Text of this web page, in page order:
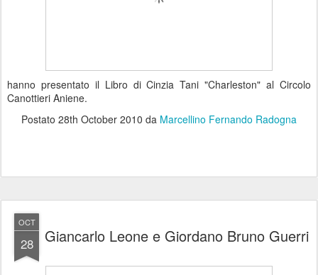
hanno presentato il Libro di Cinzia Tani "Charleston" al Circolo
Canottieri Aniene.
Postato 28th October 2010 da Marcellino Fernando Radogna
OCT
28 Giancarlo Leone e Giordano Bruno Guerri